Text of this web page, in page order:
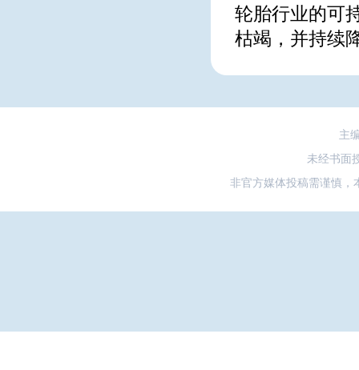
轮胎行业的可
枯竭，并持续
主
未经书面
非官方媒体投稿需谨慎，